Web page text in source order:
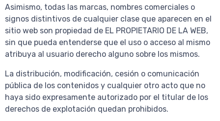
Asimismo, todas las marcas, nombres comerciales o
signos distintivos de cualquier clase que aparecen en el
sitio web son propiedad de EL PROPIETARIO DE LA WEB,
sin que pueda entenderse que el uso o acceso al mismo
atribuya al usuario derecho alguno sobre los mismos.
La distribución, modificación, cesión o comunicación
pública de los contenidos y cualquier otro acto que no
haya sido expresamente autorizado por el titular de los
derechos de explotación quedan prohibidos.